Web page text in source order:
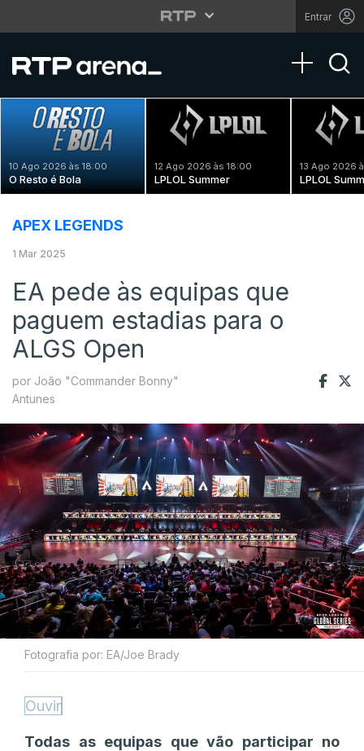
Entrar
Toggle
10 Ago 2026 às 18:00
O Resto é Bola
12 Ago 2026 às 18:00
LPLOL Summer
13 Ago 2026
LPLOL
APEX LEGENDS
1 Mar 2025
EA pede às equipas que
paguem estadias para o
ALGS Open
por João "Commander Bonny"
Antunes
Fotografia por: EA/Joe Brady
Ouvir
Todas as equipas que vão participar no